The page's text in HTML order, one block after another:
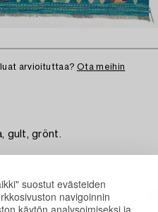
suostut evästeiden
navigoinnin
käytön analysoimiseksi ja
arvioituttaa? Ota meihin
gult, grönt.